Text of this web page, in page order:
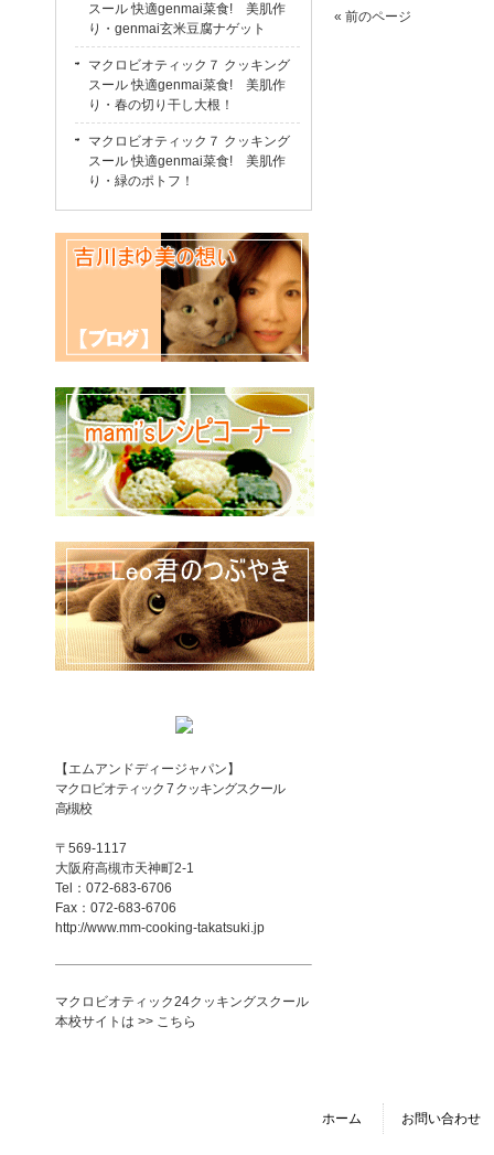
« 前のページ
スール 快適genmai菜食! 美肌作
り・genmai玄米豆腐ナゲット
マクロビオティック７ クッキング
スール 快適genmai菜食! 美肌作
り・春の切り干し大根！
マクロビオティック７ クッキング
スール 快適genmai菜食! 美肌作
り・緑のポトフ！
【エムアンドディージャパン】
マクロビオティック 7 クッキングスクール
高槻校
〒569-1117
大阪府高槻市天神町2-1
Tel：072-683-6706
Fax：072-683-6706
http://www.mm-cooking-takatsuki.jp
マクロビオティック24クッキングスクール
本校サイトは >> こちら
ホーム お問い合わせ